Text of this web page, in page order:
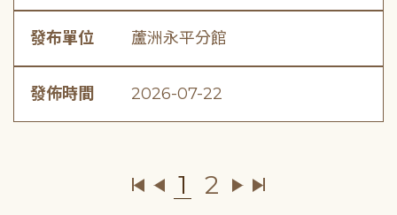
發布單位 蘆洲永平分館
發佈時間 2026-07-22
1 2